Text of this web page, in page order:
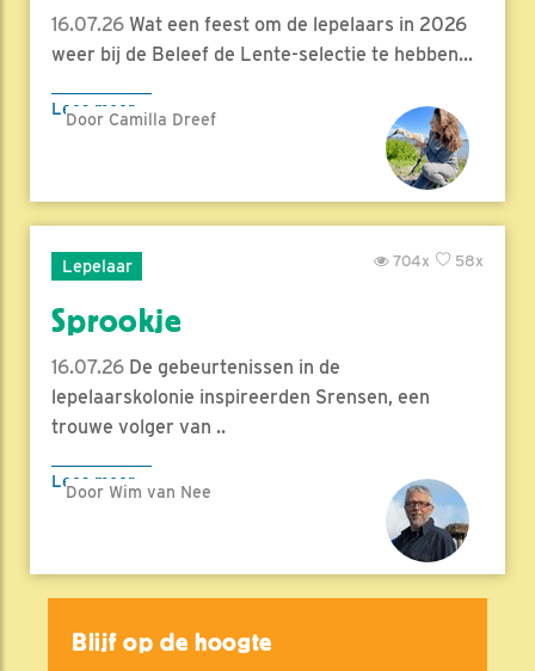
16.07.26 Wat een feest om de lepelaars in 2026
weer bij de Beleef de Lente-selectie te hebben...
Lees meer
Door Camilla Dreef
Lepelaar 58x
704x
Sprookje
16.07.26 De gebeurtenissen in de
lepelaarskolonie inspireerden Srensen, een
trouwe volger van ..
Lees meer
Door Wim van Nee
Blijf op de hoogte